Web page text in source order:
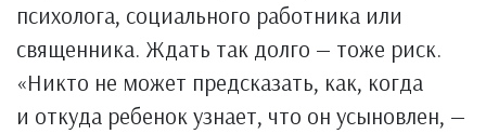
психолога, социального работника или
священника. Ждать так долго — тоже риск.
«Никто не может предсказать, как, когда
и откуда ребенок узнает, что он усыновлен, —